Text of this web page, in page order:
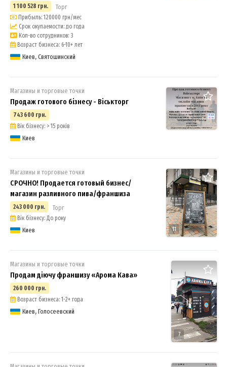
1 100 528 грн. Торг
Прибыль: 120000 грн/мес
Срок окупаемости: до года
Кол-во сотрудников: 3
Возраст бизнеса: 6-10+ лет
Киев, Святошинский
Магазины и торговые точки
Продаж готового бізнесу - Віськторг
743 600 грн.
Вік бізнесу: > 15 років
Киев
11
Магазины и торговые точки
СРОЧНО! Продается готовый бизнес/
магазин разливного пива/франшиза
243 000 грн. Торг
Вік бізнесу: До року
Киев
7
Магазины и торговые точки
Продам діючу франшизу «Арома Кава»
260 000 грн.
Возраст бизнеса: 1-2+ года
Киев, Голосеевский